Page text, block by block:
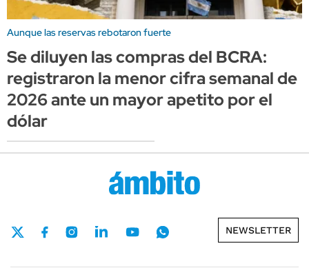
Aunque las reservas rebotaron fuerte
Se diluyen las compras del BCRA:
registraron la menor cifra semanal de
2026 ante un mayor apetito por el
dólar
NEWSLETTER